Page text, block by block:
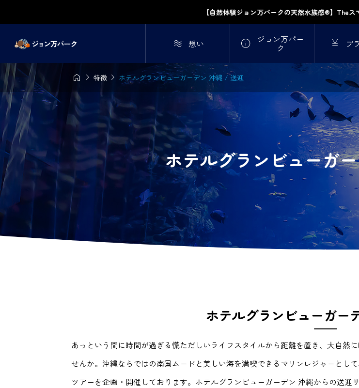
【自然体験ジョン万パークの天然水族感®】The
 想い  ジョン万パー
ク  プ
  特徴  ホテルグランビューガーデン 沖縄 / 送迎
ホテルグランビューガ
ホテルグランビューガー
あっという間に時間が過ぎる慌ただしいライフスタイルから距離を置き、大自然
せんか。沖縄ならではの南国ムードと美しい海を満喫できるマリンレジャーとし
ツアーを企画・開催しております。ホテルグランビューガーデン 沖縄からの送